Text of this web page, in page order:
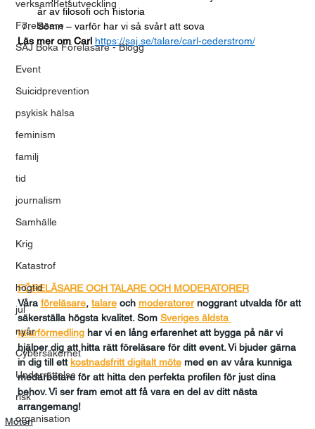
verksamhetsutveckling
Föreläsare
SAJ Boka Föreläsare - Blogg
Event
Suicidprevention
psykisk hälsa
feminism
familj
tid
journalism
Samhälle
Krig
Katastrof
högtid
jul
nyår
Cybersäkerhet
Underrättelse
risk
organisation
år av filosofi och historia
Sömn – varför har vi så svårt att sova
Läs mer om Carl https://saj.se/talare/carl-cederstrom/
FÖRELÄSARE OCH TALARE OCH MODERATORER
Våra föreläsare, talare och moderatorer noggrant utvalda för att
säkerställa högsta kvalitet. Som Sveriges äldsta
talarförmedling har vi en lång erfarenhet att bygga på när vi
hjälper dig att hitta rätt föreläsare för ditt event. Vi bjuder gärna
in dig till ett kostnadsfritt digitalt möte med en av våra kunniga
medarbetare för att hitta den perfekta profilen för just dina
behov. Vi ser fram emot att få vara en del av ditt nästa
arrangemang!
Möten